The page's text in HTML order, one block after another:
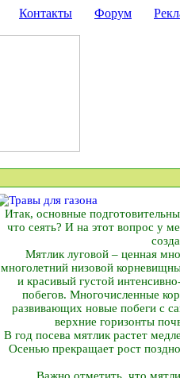
Контакты Форум
Итак, основные
что сеять? И на этот вопрос у
Мятлик луговой – ценная
многолетний низовой
и красивый густой
побегов. Многочисленные
развивающих новые побеги с
верхние горизонты
В год посева мятлик растет
Осенью прекращает рост